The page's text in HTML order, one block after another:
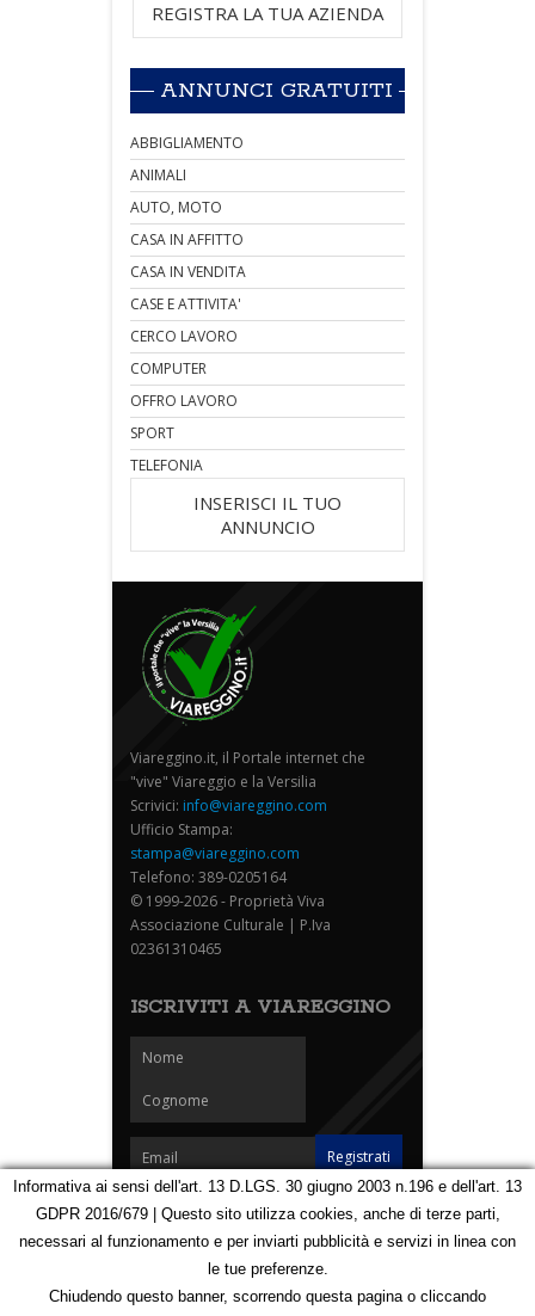
REGISTRA LA TUA AZIENDA
ANNUNCI GRATUITI
ABBIGLIAMENTO
ANIMALI
AUTO, MOTO
CASA IN AFFITTO
CASA IN VENDITA
CASE E ATTIVITA'
CERCO LAVORO
COMPUTER
OFFRO LAVORO
SPORT
TELEFONIA
INSERISCI IL TUO
ANNUNCIO
Viareggino.it, il Portale internet che
"vive" Viareggio e la Versilia
Scrivici: info@viareggino.com
Ufficio Stampa:
stampa@viareggino.com
Telefono: 389-0205164
© 1999-2026 - Proprietà Viva
Associazione Culturale | P.Iva
02361310465
ISCRIVITI A VIAREGGINO
Homepage Notizie Speciali Eventi Foto Carnevale
Partners
Contatti
Mappa
Informativa ai sensi dell'art. 13 D.LGS. 30 giugno 2003 n.196 e dell'art. 13
GDPR 2016/679 | Questo sito utilizza cookies, anche di terze parti,
necessari al funzionamento e per inviarti pubblicità e servizi in linea con
le tue preferenze.
Chiudendo questo banner, scorrendo questa pagina o cliccando